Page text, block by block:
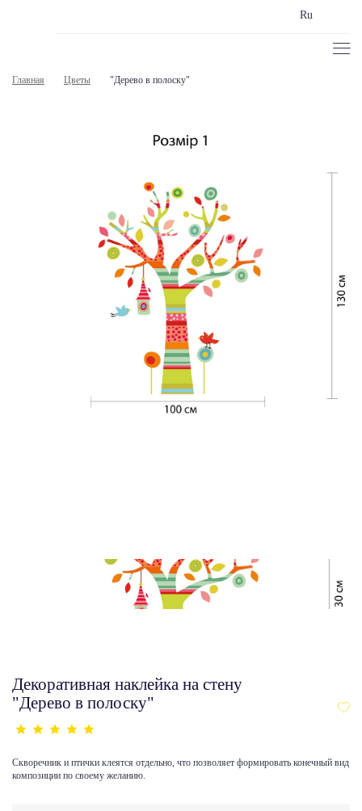
Ru
Главная Цветы "Дерево в полоску"
Декоративная наклейка на стену
"Дерево в полоску"
Скворечник и птички клеятся отдельно, что позволяет формировать конечный вид
композиции по своему желанию.